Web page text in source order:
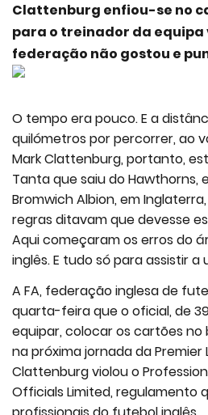
Clattenburg enfiou-se no
para o treinador da equipa
federação não gostou e
O tempo era pouco. E a
quilómetros por percorrer, ao
Mark Clattenburg, portanto,
Tanta que saiu do Hawthorns,
Bromwich Albion, em
regras ditavam que devesse
Aqui começaram os erros do
inglês. E tudo só para assistir
A FA, federação inglesa de
quarta-feira que o oficial, de
equipar, colocar os cartões no
na próxima jornada da Premier
Clattenburg violou o
Officials Limited, regulamento